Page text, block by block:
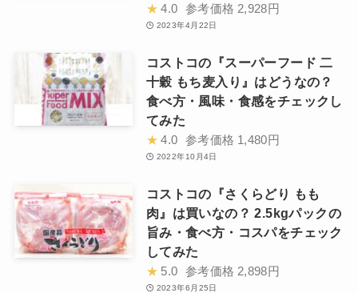
★ 4.0 参考価格 2,928円
2023年4月22日
コストコの『スーパーフード 二
十穀 もち麦入り』はどうなの？
食べ方・風味・食感をチェックし
てみた
★ 4.0 参考価格 1,480円
2022年10月4日
コストコの『さくらどり もも
肉』は買いなの？ 2.5kgパックの
旨み・食べ方・コスパをチェック
してみた
★ 5.0 参考価格 2,898円
2023年6月25日